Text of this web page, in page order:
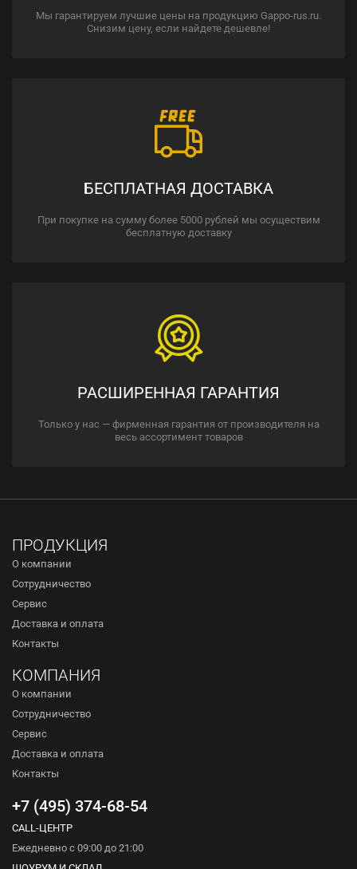
Мы гарантируем лучшие цены на продукцию Gappo-rus.ru.
Снизим цену, если найдете дешевле!
БЕСПЛАТНАЯ ДОСТАВКА
При покупке на сумму более 5000 рублей мы осуществим
бесплатную доставку
РАСШИРЕННАЯ ГАРАНТИЯ
Только у нас — фирменная гарантия от производителя на
весь ассортимент товаров
ПРОДУКЦИЯ
О компании
Сотрудничество
Сервис
Доставка и оплата
Контакты
КОМПАНИЯ
О компании
Сотрудничество
Сервис
Доставка и оплата
Контакты
+7 (495) 374-68-54
CALL-ЦЕНТР
Ежедневно с 09:00 до 21:00